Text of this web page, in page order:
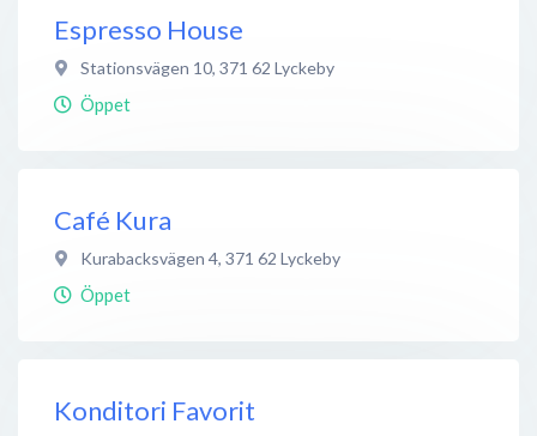
Espresso House
Stationsvägen 10, 371 62 Lyckeby
Öppet
Café Kura
Kurabacksvägen 4, 371 62 Lyckeby
Öppet
Konditori Favorit